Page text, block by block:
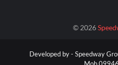
©2026
Developed by - Speedway